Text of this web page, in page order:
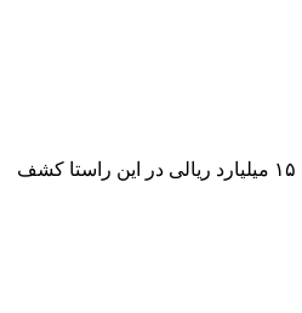
شیراز- معاون غذا و دارو دانشگاه علوم پزشکی شیراز گفت: یک باند توزیع واکسن‌های قاچاق و غیرمجاز گارداسیل با همکاری پلیس امنیت اقتصادی فارس منهدم و محموله ۱۵ میلیارد ریالی در این راستا کشف